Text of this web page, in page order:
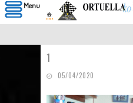
1
05/04/2020
Menu